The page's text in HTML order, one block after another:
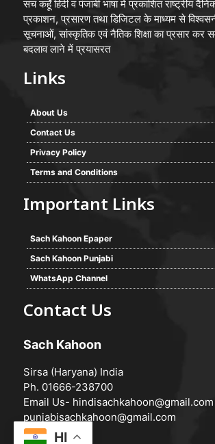
सच कहूँ हिंदी व पंजाबी भाषा मे प्रकाशित राष्ट्रीय
प्रकाशन, प्रसारण तथा डिजिटल के माध्यम से
सूचनाओं, सांस्कृतिक एवं नैतिक शिक्षा का प्रसार कर
बदलाव लाने में प्रयासरत
Links
About Us
Contact Us
Privacy Policy
Terms and Conditions
Important Links
Sach Kahoon Epaper
Sach Kahoon Punjabi
WhatsApp Channel
Contact Us
Sach Kahoon
Sirsa (Haryana) India
Ph. 01666-238700
Email Us- hindisachkahoon@gmail.com
punjabisachkahoon@gmail.com
HI